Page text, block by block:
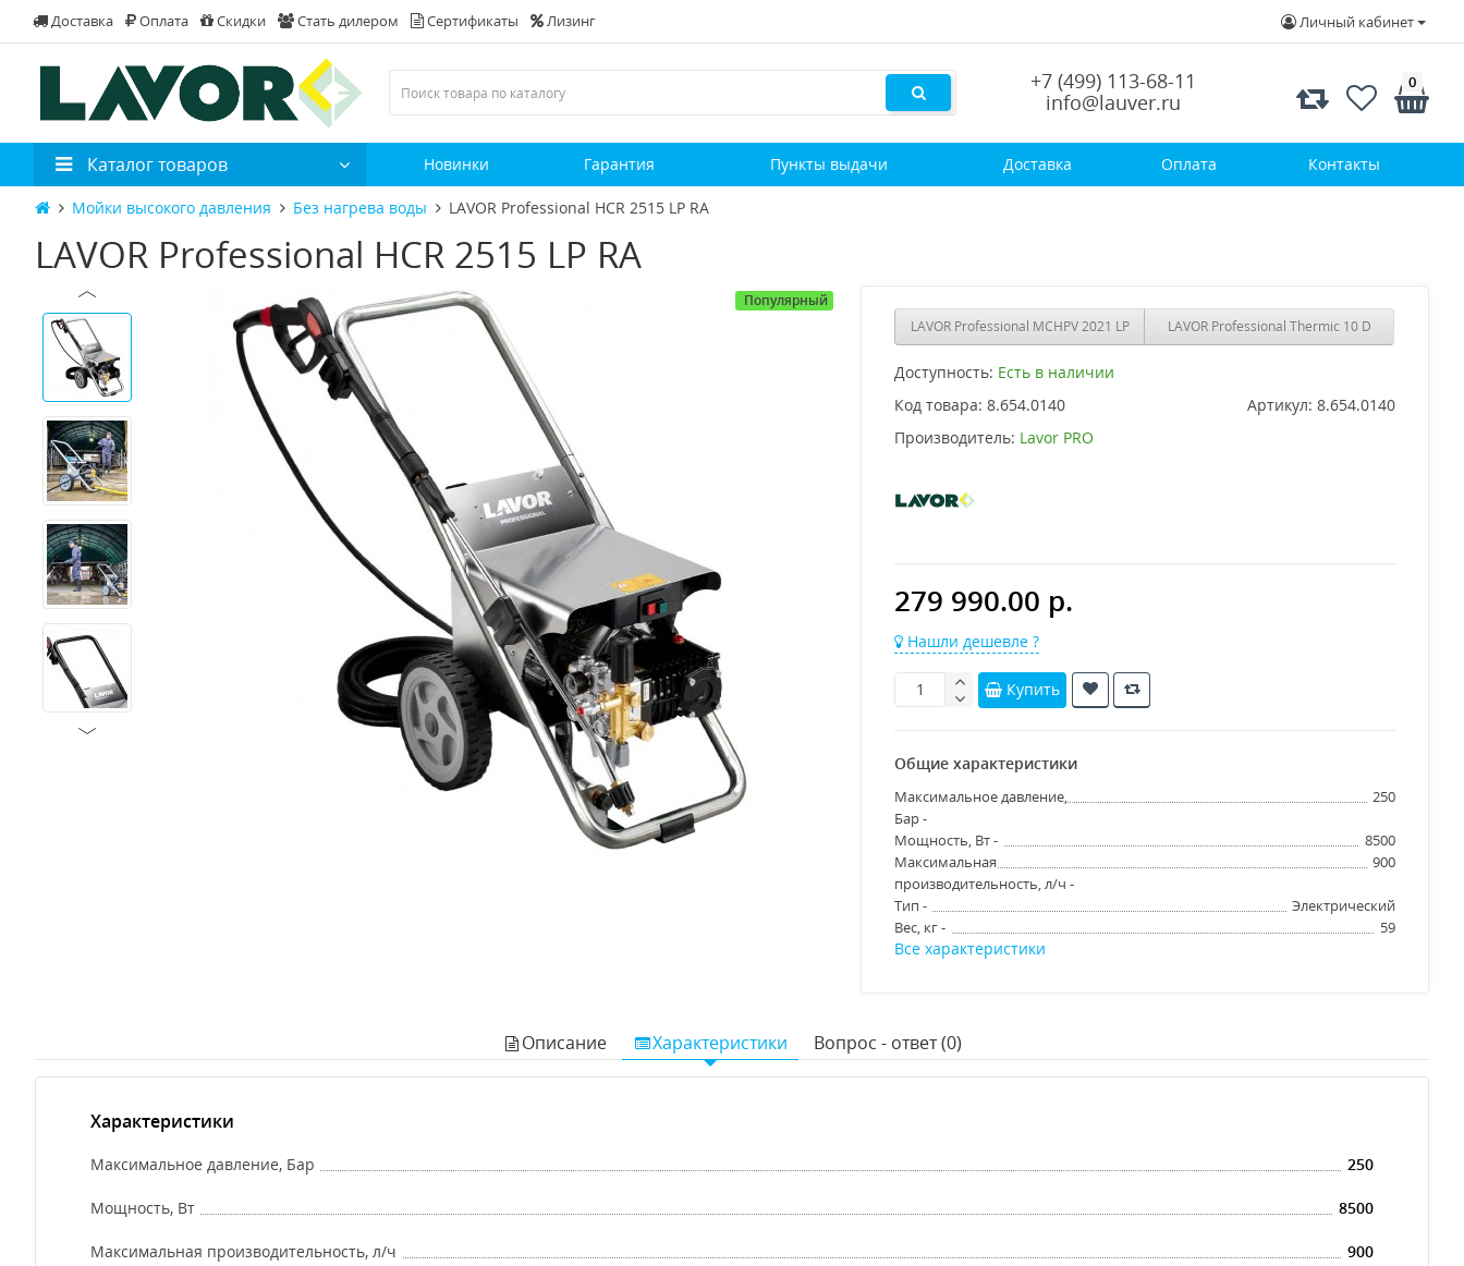
Доставка Оплата Скидки Стать дилером Сертификаты Лизинг Личный кабинет
+7 (499) 113-68-11
info@lauver.ru
0
Каталог товаров Новинки Гарантия Пункты выдачи Доставка Оплата Контакты
Мойки высокого давления Без нагрева воды LAVOR Professional HCR 2515 LP RA
LAVOR Professional HCR 2515 LP RA
Популярный
LAVOR Professional MCHPV 2021 LP
LAVOR Professional Thermic 10 D
Доступность: Есть в наличии
Код товара: 8.654.0140 Артикул: 8.654.0140
Производитель: Lavor PRO
279 990.00 р.
Нашли дешевле ?
Купить
Общие характеристики
Максимальное давление,
Бар -
250
Мощность, Вт -
8500
Максимальная
производительность, л/ч -
900
Тип -
Электрический
Вес, кг -
59
Все характеристики
Описание Характеристики Вопрос - ответ (0)
Характеристики
Максимальное давление, Бар 250
Мощность, Вт 8500
Максимальная производительность, л/ч 900